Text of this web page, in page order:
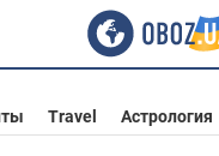
Travel Астрология